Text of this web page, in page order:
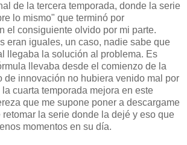
de la tercera temporada, donde la serie
lo mismo" que terminó por
el consiguiente olvido por mi parte.
eran iguales, un caso, nadie sabe que
llegaba la solución al problema. Es
llevaba desde el comienzo de la
de innovación no hubiera venido mal por
cuarta temporada mejora en este
que me supone poner a descargame
retomar la serie donde la dejé y eso que
momentos en su día.